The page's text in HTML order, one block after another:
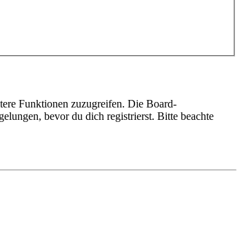
Funktionen zuzugreifen. Die Board-
bevor du dich registrierst. Bitte beachte